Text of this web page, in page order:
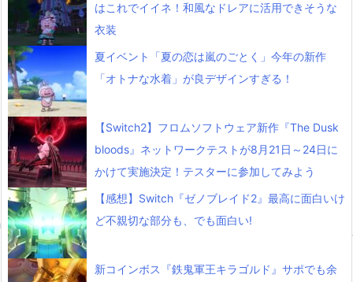
はこれでイイネ！和風なドレアに活用できそうな
衣装
夏イベント「夏の恋は嵐のごとく」今年の新作
「オトナな水着」が良デザインすぎる！
【Switch2】フロムソフトウェア新作『The Dusk
bloods』ネットワークテストが8月21日～24日に
かけて実施決定！テスターに参加してみよう
【感想】Switch『ゼノブレイド2』最高に面白いけ
ど不親切な部分も、でも面白い!
新コインボス『鉄鬼軍王キラゴルド』サポでも余